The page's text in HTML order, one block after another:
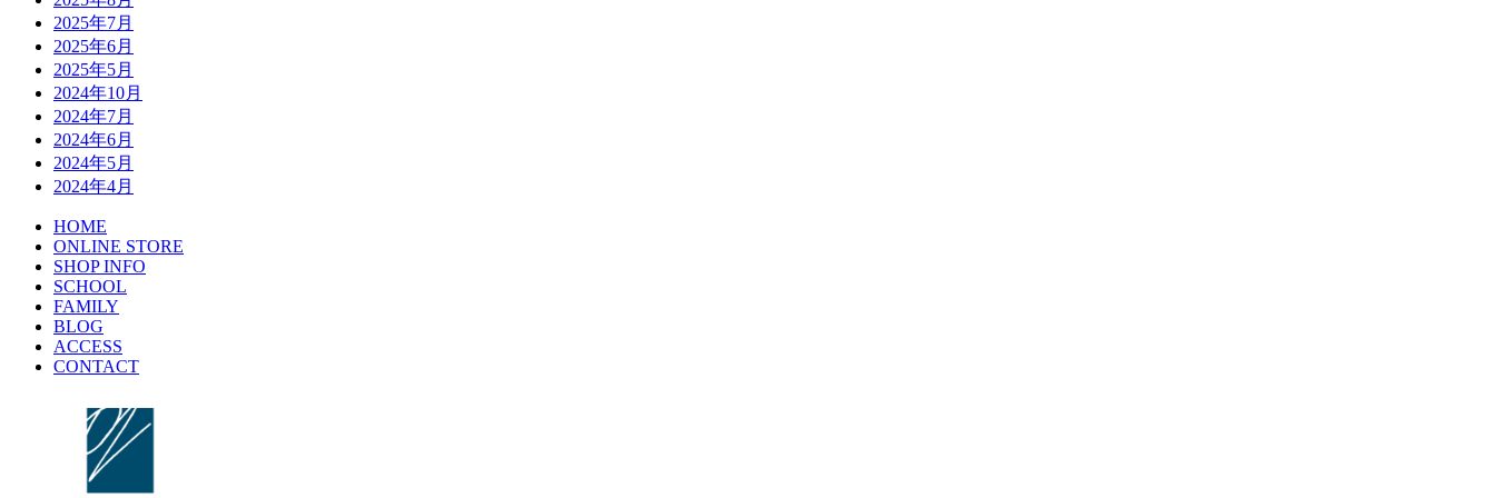
2025年7月
2025年6月
2025年5月
2024年10月
2024年7月
2024年6月
2024年5月
2024年4月
HOME
ONLINE STORE
SHOP INFO
SCHOOL
FAMILY
BLOG
ACCESS
CONTACT